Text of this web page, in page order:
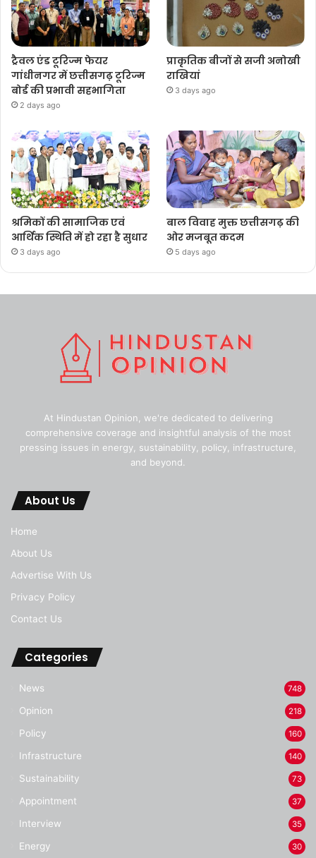
ट्रैवल एंड टूरिज्म फेयर
गांधीनगर में छत्तीसगढ़ टूरिज्म
बोर्ड की प्रभावी सहभागिता
2 days ago
प्राकृतिक बीजों से सजी अनोखी
राखियां
3 days ago
श्रमिकों की सामाजिक एवं
आर्थिक स्थिति में हो रहा है सुधार
3 days ago
बाल विवाह मुक्त छत्तीसगढ़ की
ओर मजबूत कदम
5 days ago
At Hindustan Opinion, we're dedicated to delivering
comprehensive coverage and insightful analysis of the most
pressing issues in energy, sustainability, policy, infrastructure,
and beyond.
About Us
Home
About Us
Advertise With Us
Privacy Policy
Contact Us
Categories
News 748
Opinion 218
Policy 160
Infrastructure 140
Sustainability 73
Appointment 37
Interview 35
Energy 30